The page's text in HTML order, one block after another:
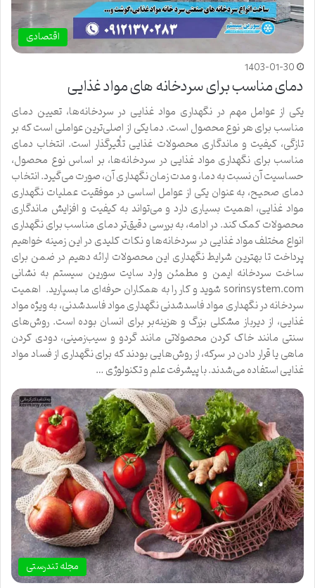
اقتصادی
1403-01-30
دمای مناسب برای سردخانه های مواد غذایی
یکی از عوامل مهم در نگهداری مواد غذایی در سردخانه‌ها، تعیین دمای
مناسب برای هر نوع محصول است. دما یکی از اصلی‌ترین عواملی است که بر
تازگی، کیفیت و ماندگاری محصولات غذایی تأثیرگذار است. انتخاب دمای
مناسب برای نگهداری مواد غذایی در سردخانه‌ها، بر اساس نوع محصول،
حساسیت آن نسبت به دما، و مدت زمان نگهداری آن، صورت می‌گیرد. انتخاب
دمای صحیح، به عنوان یکی از عوامل اساسی در موفقیت عملیات نگهداری
مواد غذایی، اهمیت بسیاری دارد و می‌تواند به کیفیت و افزایش ماندگاری
محصولات کمک کند. در ادامه، به بررسی دقیق‌تر دمای مناسب برای نگهداری
انواع مختلف مواد غذایی در سردخانه‌ها و نکات کلیدی در این زمینه خواهیم
پرداخت تا بهترین شرایط نگهداری این محصولات ارائه دهیم در ضمن برای
ساخت سردخانه ایمن و مطمئن وارد سایت سورین سیستم به نشانی
sorinsystem.com شوید و کار را به همکاران حرفه‌ای ما بسپارید. اهمیت
سردخانه در نگهداری مواد فاسدشدنی نگهداری مواد فاسدشدنی، به ویژه مواد
غذایی، از دیرباز مشکلی بزرگ و هزینه‌بر برای انسان بوده است. روش‌های
سنتی مانند خاک کردن محصولاتی مانند گردو و سیب‌زمینی، دودی کردن
ماهی یا قرار دادن در سرکه، از روش‌هایی بودند که برای نگهداری از فساد مواد
غذایی استفاده می‌شدند. با پیشرفت علم و تکنولوژی …
مجله تندرستی